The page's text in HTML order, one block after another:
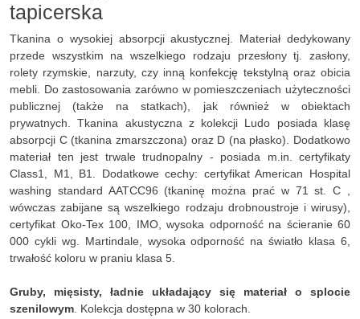
tapicerska
Tkanina o wysokiej absorpcji akustycznej. Materiał dedykowany
przede wszystkim na wszelkiego rodzaju przesłony tj. zasłony,
rolety rzymskie, narzuty, czy inną konfekcję tekstylną oraz obicia
mebli. Do zastosowania zarówno w pomieszczeniach użyteczności
publicznej (także na statkach), jak również w obiektach
prywatnych. Tkanina akustyczna z kolekcji Ludo posiada klasę
absorpcji C (tkanina zmarszczona) oraz D (na płasko). Dodatkowo
materiał ten jest trwale trudnopalny - posiada m.in. certyfikaty
Class1, M1, B1. Dodatkowe cechy: certyfikat American Hospital
washing standard AATCC96 (tkaninę można prać w 71 st. C ,
wówczas zabijane są wszelkiego rodzaju drobnoustroje i wirusy),
certyfikat Oko-Tex 100, IMO, wysoka odporność na ścieranie 60
000 cykli wg. Martindale, wysoka odporność na światło klasa 6,
trwałość koloru w praniu klasa 5.
Gruby, mięsisty, ładnie układający się materiał o splocie
szenilowym . Kolekcja dostępna w 30 kolorach.